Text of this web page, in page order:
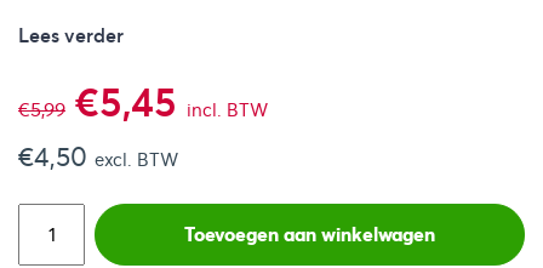
Lees verder
€5,99 Oorspronkelijke
prijs
was:
€5,45 Huidige
prijs
is:
incl. BTW
€4,50 excl. BTW
Toevoegen aan winkelwagen